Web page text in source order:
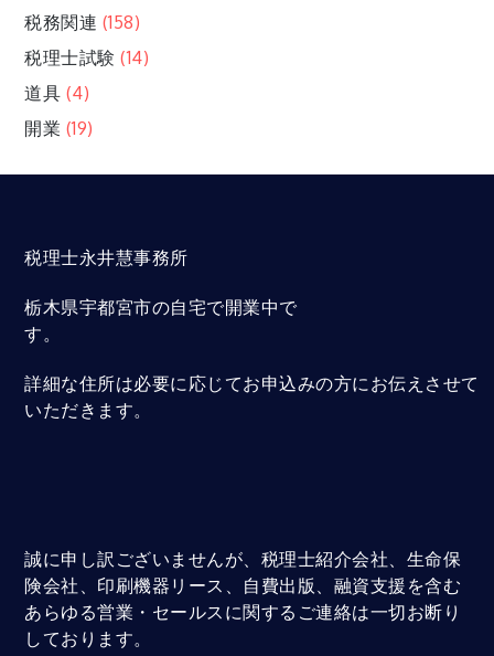
税務関連 (158)
税理士試験 (14)
道具 (4)
開業 (19)
税理士永井慧事務所
栃木県宇都宮市の自宅で開業中で
す。
詳細な住所は必要に応じてお申込みの方にお伝えさせて
いただきます。
誠に申し訳ございませんが、税理士紹介会社、生命保
険会社、印刷機器リース、自費出版、融資支援を含む
あらゆる営業・セールスに関するご連絡は一切お断り
しております。